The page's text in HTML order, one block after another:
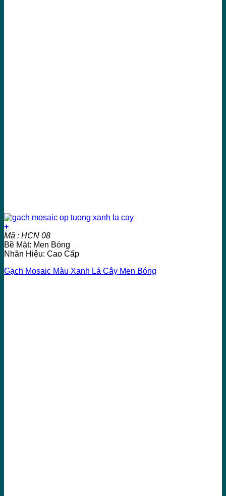
+
Mã : HCN 08
Bề Mặt: Men Bóng
Nhãn Hiệu: Cao Cấp
Gạch Mosaic Màu Xanh Lá Cây Men Bóng